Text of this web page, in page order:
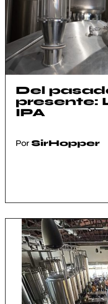
Del
presente:
IPA
PorSirHopper